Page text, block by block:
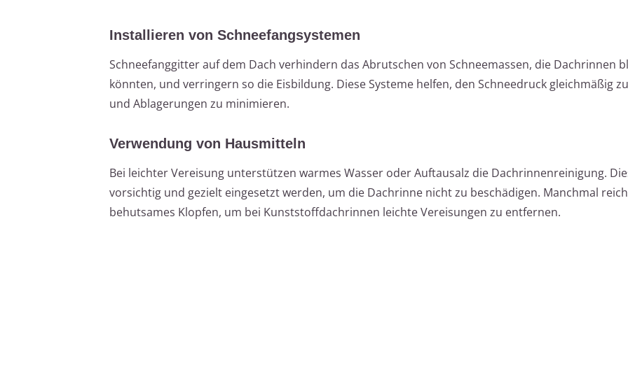
Installieren von Schneefangsystemen
Schneefanggitter auf dem Dach verhindern das Abrutschen von Schneemassen, die Dachrinnen
könnten, und verringern so die Eisbildung. Diese Systeme helfen, den Schneedruck gleichmäßig
und Ablagerungen zu minimieren.
Verwendung von Hausmitteln
Bei leichter Vereisung unterstützen warmes Wasser oder Auftausalz die Dachrinnenreinigung.
vorsichtig und gezielt eingesetzt werden, um die Dachrinne nicht zu beschädigen. Manchmal
behutsames Klopfen, um bei Kunststoffdachrinnen leichte Vereisungen zu entfernen.